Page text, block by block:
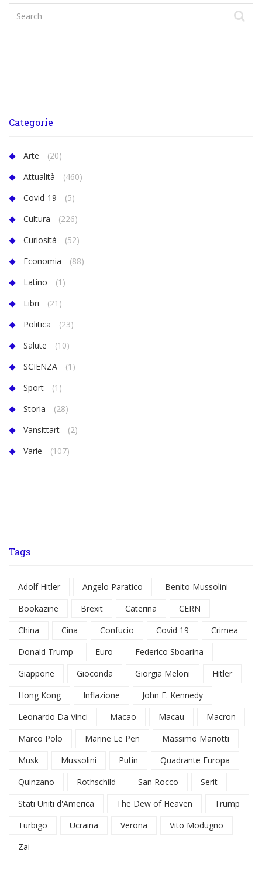
Categorie
Arte
(20)
Attualità
(460)
Covid-19
(5)
Cultura
(226)
Curiosità
(52)
Economia
(88)
Latino
(1)
Libri
(21)
Politica
(23)
Salute
(10)
SCIENZA
(1)
Sport
(1)
Storia
(28)
Vansittart
(2)
Varie
(107)
Tags
Adolf Hitler Angelo Paratico
Benito Mussolini
Bookazine
Brexit Caterina
CERN
China
Cina Confucio Covid 19
Crimea
Donald Trump
Euro
Federico Sboarina
Giappone
Gioconda Giorgia Meloni
Hitler
Hong Kong
Inflazione
John F. Kennedy
Leonardo Da Vinci
Macao Macau
Macron
Marco Polo
Marine Le Pen
Massimo Mariotti
Musk
Mussolini Putin
Quadrante Europa
Quinzano
Rothschild San Rocco
Serit
Stati Uniti d'America
The Dew of Heaven
Trump
Turbigo
Ucraina Verona
Vito Modugno
Zai